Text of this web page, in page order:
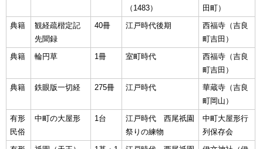
（1483）
田町）
典籍
観経疏楷定記
先聞録
40冊 江戸時代後期
西福寺（吉良
町吉田）
典籍
輪円草 1冊 室町時代
西福寺（吉良
町吉田）
典籍
鉄眼版一切経 275冊 江戸時代
華蔵寺（吉良
町岡山）
有形
民俗
中町の大屋形 1台
江戸時代 西尾祇園
祭りの練物
中町大屋形行
列保存会